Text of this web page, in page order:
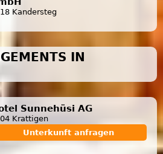
Kandersteg
IN
Sunnehüsi AG
Krattigen
Unterkunft anfragen